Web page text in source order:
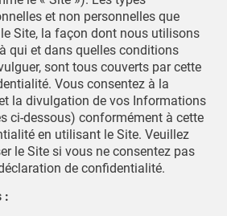
et non personnelles que
Site, la façon dont nous utilisons
qui et dans quelles conditions
sont tous couverts par cette
Vous consentez à la
la divulgation de vos Informations
ci-dessous) conformément à cette
en utilisant le Site. Veuillez
le Site si vous ne consentez pas
de confidentialité.
: